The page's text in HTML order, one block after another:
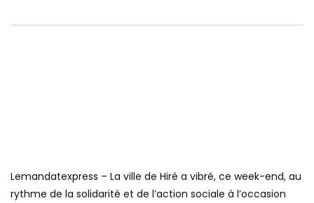
Lemandatexpress – La ville de Hiré a vibré, ce week-end, au
rythme de la solidarité et de l’action sociale à l’occasion